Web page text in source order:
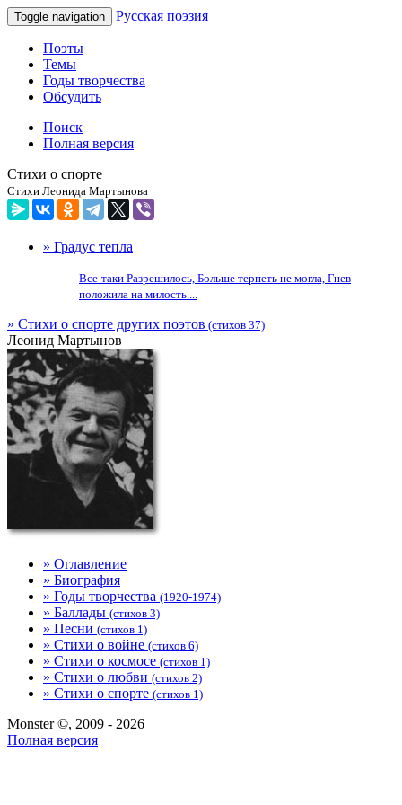
Toggle navigation Русская поэзия
Поэты
Темы
Годы творчества
Обсудить
Поиск
Полная версия
Стихи о спорте
Стихи Леонида Мартынова
» Градус тепла
Все-таки Разрешилось, Больше терпеть не могла, Гнев
положила на милость....
» Стихи о спорте других поэтов (стихов 37)
Леонид Мартынов
» Оглавление
» Биография
» Годы творчества (1920-1974)
» Баллады (стихов 3)
» Песни (стихов 1)
» Стихи о войне (стихов 6)
» Стихи о космосе (стихов 1)
» Стихи о любви (стихов 2)
» Стихи о спорте (стихов 1)
Monster ©, 2009 - 2026
Полная версия